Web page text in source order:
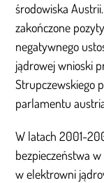
środowiska
zakończone
negatywnego
jądrowej wnioski
Strupczewskiego
parlamentu
W latach 2001-
bezpieczeństwa
w elektrowni